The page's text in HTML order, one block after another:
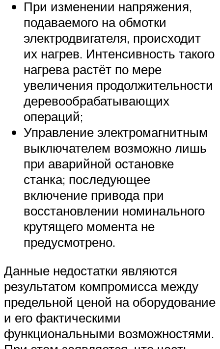
При изменении напряжения,
подаваемого на обмотки
электродвигателя, происходит
их нагрев. Интенсивность такого
нагрева растёт по мере
увеличения продолжительности
деревообрабатывающих
операций;
Управление электромагнитным
выключателем возможно лишь
при аварийной остановке
станка; последующее
включение привода при
восстановлении номинального
крутящего момента не
предусмотрено.
Данные недостатки являются
результатом компромисса между
предельной ценой на оборудование
и его фактическими
функциональными возможностями.